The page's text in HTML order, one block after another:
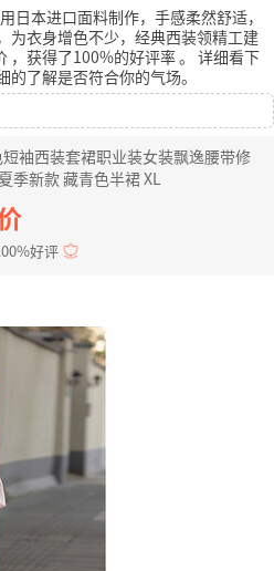
日本进口面料制作，手感柔然舒适，
为衣身增色不少，经典西装领精工建
，获得了100%的好评率。 详细看下
了解是否符合你的气场。
袖西装套裙职业装女装飘逸腰带修
季新款 藏青色半裙 XL
好评